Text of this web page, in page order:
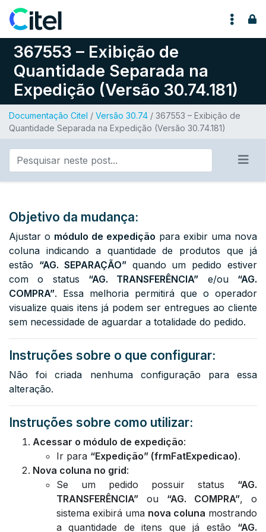
Pular para o conteúdo
367553 – Exibição de
Quantidade Separada na
Expedição (Versão 30.74.181)
Documentação Citel / Versão 30.74 / 367553 – Exibição de
Quantidade Separada na Expedição (Versão 30.74.181)
Objetivo da mudança:
Ajustar o módulo de expedição para exibir uma nova
coluna indicando a quantidade de produtos que já
estão “AG. SEPARAÇÃO”quando um pedido estiver
com o status “AG. TRANSFERÊNCIA” e/ou “AG.
COMPRA”. Essa melhoria permitirá que o operador
visualize quais itens já podem ser entregues ao cliente
sem necessidade de aguardar a totalidade do pedido.
Instruções sobre o que configurar:
Não foi criada nenhuma configuração para essa
alteração.
Instruções sobre como utilizar:
Acessar o módulo de expedição:
Ir para “Expedição” (frmFatExpedicao).
Nova coluna no grid:
Se um pedido possuir status “AG.
TRANSFERÊNCIA” ou “AG. COMPRA”, o
sistema exibirá uma nova coluna mostrando
a quantidade de itens que já estão “AG.